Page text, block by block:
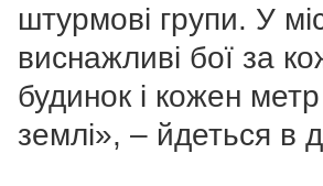
штурмові групи. У
виснажливі бої за
будинок і кожен метр
землі», – йдеться в